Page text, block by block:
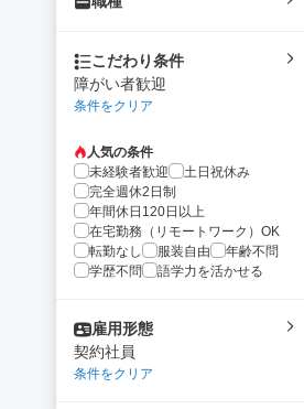
こだわり条件
障がい者歓迎
条件をクリア
人気の条件
未経験者歓迎
土日祝休み
完全週休2日制
年間休日120日以上
在宅勤務（リモートワーク）OK
転勤なし
服装自由
年齢不問
学歴不問
語学力を活かせる
雇用形態
契約社員
条件をクリア